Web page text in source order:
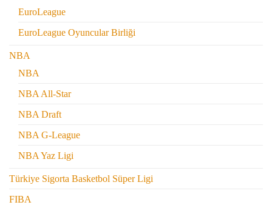
EuroLeague
EuroLeague Oyuncular Birliği
NBA
NBA
NBA All-Star
NBA Draft
NBA G-League
NBA Yaz Ligi
Türkiye Sigorta Basketbol Süper Ligi
FIBA